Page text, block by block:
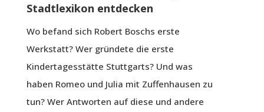
Stadtlexikon entdecken
Wo befand sich Robert Boschs erste
Werkstatt? Wer gründete die erste
Kindertagesstätte Stuttgarts? Und was
haben Romeo und Julia mit Zuffenhausen zu
tun? Wer Antworten auf diese und andere